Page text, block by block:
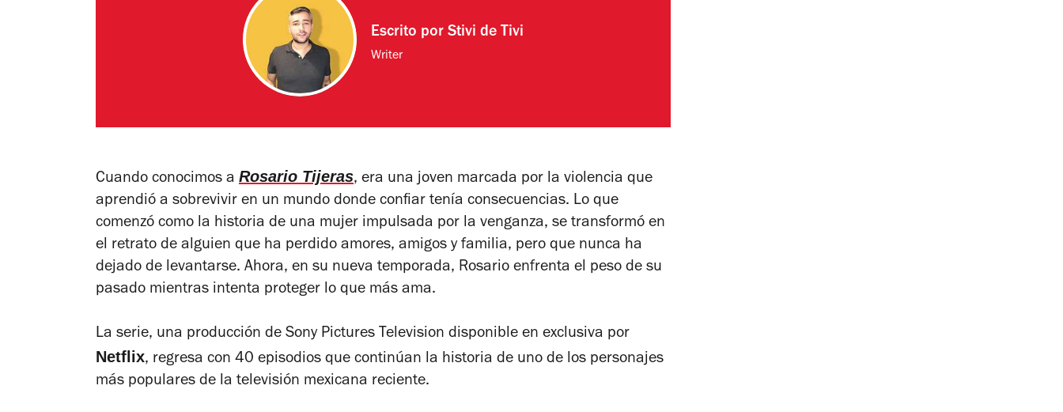
Escrito por Stivi de Tivi
Writer
Cuando conocimos a Rosario Tijeras, era una joven marcada por la violencia que
aprendió a sobrevivir en un mundo donde confiar tenía consecuencias. Lo que
comenzó como la historia de una mujer impulsada por la venganza, se transformó en
el retrato de alguien que ha perdido amores, amigos y familia, pero que nunca ha
dejado de levantarse. Ahora, en su nueva temporada, Rosario enfrenta el peso de su
pasado mientras intenta proteger lo que más ama.
La serie, una producción de Sony Pictures Television disponible en exclusiva por
Netflix, regresa con 40 episodios que continúan la historia de uno de los personajes
más populares de la televisión mexicana reciente.